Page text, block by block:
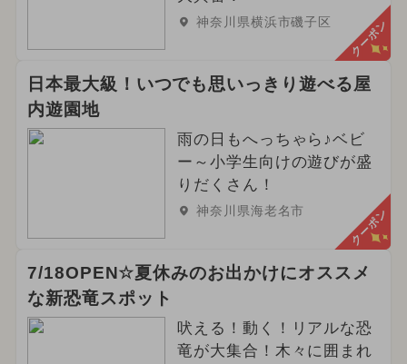
神奈川県横浜市磯子区 クーポン
日本最大級！いつでも思いっきり遊べる屋
内遊園地
雨の日もへっちゃら♪ベビ
ー～小学生向けの遊びが盛
りだくさん！
神奈川県海老名市 クーポン
7/18OPEN☆夏休みのお出かけにオススメ
な新恐竜スポット
吠える！動く！リアルな恐
竜が大集合！木々に囲まれ